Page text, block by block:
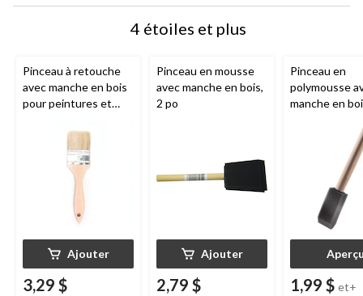
4 étoiles et plus
Pinceau à retouche
avec manche en bois
pour peintures et
Ajouter
3,29 $
Pinceau en mousse
avec manche en bois,
2 po
Ajouter
2,79 $
Pinceau en
polymousse
manche en
1,99 $ et+